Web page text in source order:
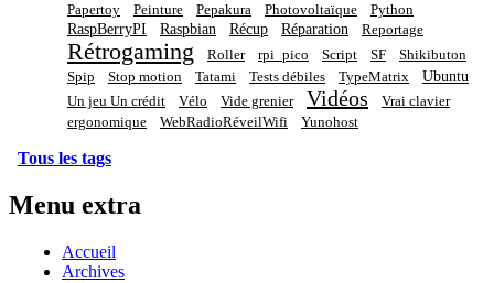
Papertoy
Peinture Pepakura Photovoltaïque Python
RaspBerryPI Raspbian Récup Réparation Reportage
Rétrogaming Roller rpi_pico Script SF
Shikibuton
Spip
Stop motion Tatami Tests débiles TypeMatrix Ubuntu
Un jeu Un crédit Vélo Vide grenier Vidéos
Vrai clavier
ergonomique
WebRadioRéveilWifi Yunohost
Tous les tags
Menu extra
Accueil
Archives